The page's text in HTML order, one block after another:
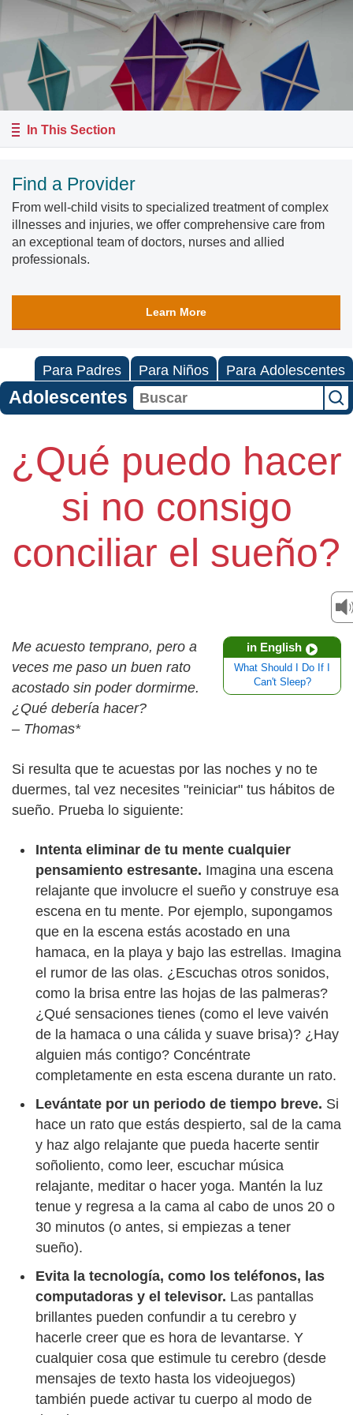
In This Section
Find a Provider
From well-child visits to specialized treatment of complex
illnesses and injuries, we offer comprehensive care from
an exceptional team of doctors, nurses and allied
professionals.
Learn More
Para Padres Para Niños Para Adolescentes
Adolescentes
¿Qué puedo hacer
si no consigo
conciliar el sueño?
in English
What Should I Do If I
Can't Sleep?
Me acuesto temprano, pero a
veces me paso un buen rato
acostado sin poder dormirme.
¿Qué debería hacer?
– Thomas*
Si resulta que te acuestas por las noches y no te
duermes, tal vez necesites "reiniciar" tus hábitos de
sueño. Prueba lo siguiente:
Intenta eliminar de tu mente cualquier
pensamiento estresante. Imagina una escena
relajante que involucre el sueño y construye esa
escena en tu mente. Por ejemplo, supongamos
que en la escena estás acostado en una
hamaca, en la playa y bajo las estrellas. Imagina
el rumor de las olas. ¿Escuchas otros sonidos,
como la brisa entre las hojas de las palmeras?
¿Qué sensaciones tienes (como el leve vaivén
de la hamaca o una cálida y suave brisa)? ¿Hay
alguien más contigo? Concéntrate
completamente en esta escena durante un rato.
Levántate por un periodo de tiempo breve. Si
hace un rato que estás despierto, sal de la cama
y haz algo relajante que pueda hacerte sentir
soñoliento, como leer, escuchar música
relajante, meditar o hacer yoga. Mantén la luz
tenue y regresa a la cama al cabo de unos 20 o
30 minutos (o antes, si empiezas a tener
sueño).
Evita la tecnología, como los teléfonos, las
computadoras y el televisor. Las pantallas
brillantes pueden confundir a tu cerebro y
hacerle creer que es hora de levantarse. Y
cualquier cosa que estimule tu cerebro (desde
mensajes de texto hasta los videojuegos)
también puede activar tu cuerpo al modo de